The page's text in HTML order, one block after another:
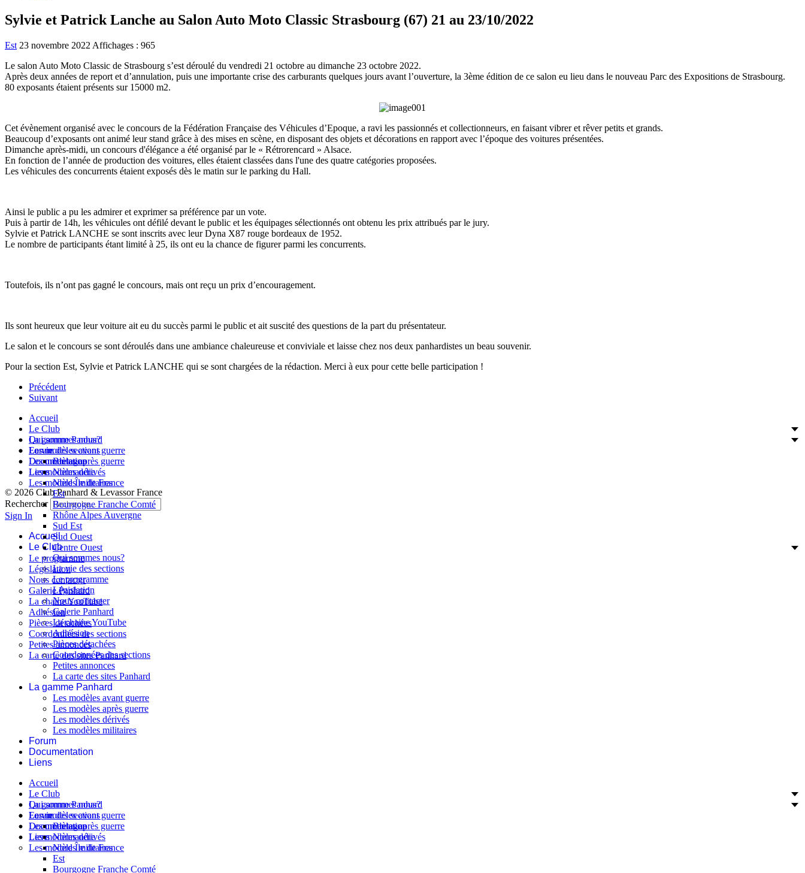
Sylvie et Patrick Lanche au Salon Auto Moto Classic Strasbourg (67) 21 au 23/10/2022
Est 23 novembre 2022 Affichages : 965
Le salon Auto Moto Classic de Strasbourg s’est déroulé du vendredi 21 octobre au dimanche 23 octobre 2022.
Après deux années de report et d’annulation, puis une importante crise des carburants quelques jours avant l’ouverture, la 3ème édition de ce salon eu lieu dans le nouveau Parc des Expositions de Strasbourg.
80 exposants étaient présents sur 15000 m2.
Cet évènement organisé avec le concours de la Fédération Française des Véhicules d’Epoque, a ravi les passionnés et collectionneurs, en faisant vibrer et rêver petits et grands.
Beaucoup d’exposants ont animé leur stand grâce à des mises en scène, en disposant des objets et décorations en rapport avec l’époque des voitures présentées.
Dimanche après-midi, un concours d'élégance a été organisé par le « Rétrorencard » Alsace.
En fonction de l’année de production des voitures, elles étaient classées dans l'une des quatre catégories proposées.
Les véhicules des concurrents étaient exposés dès le matin sur le parking du Hall.
Ainsi le public a pu les admirer et exprimer sa préférence par un vote.
Puis à partir de 14h, les véhicules ont défilé devant le public et les équipages sélectionnés ont obtenu les prix attribués par le jury.
Sylvie et Patrick LANCHE se sont inscrits avec leur Dyna X87 rouge bordeaux de 1952.
Le nombre de participants étant limité à 25, ils ont eu la chance de figurer parmi les concurrents.
Toutefois, ils n’ont pas gagné le concours, mais ont reçu un prix d’encouragement.
Ils sont heureux que leur voiture ait eu du succès parmi le public et ait suscité des questions de la part du présentateur.
Le salon et le concours se sont déroulés dans une ambiance chaleureuse et conviviale et laisse chez nos deux panhardistes un beau souvenir.
Pour la section Est, Sylvie et Patrick LANCHE qui se sont chargées de la rédaction. Merci à eux pour cette belle participation !
Précédent
Suivant
Accueil
Le Club
Qui sommes nous?
La vie des sections
Bretagne
Normandie
Nord Île de France
Est
Bourgogne Franche Comté
Rhône Alpes Auvergne
Sud Est
Sud Ouest
Centre Ouest
Le programme
Législation
Nous contacter
Galerie Panhard
La chaine YouTube
Adhésion
Pièces détachées
Coordonnées des sections
Petites annonces
La carte des sites Panhard
La gamme Panhard
Les modèles avant guerre
Les modèles après guerre
Les modèles dérivés
Les modèles militaires
Forum
Documentation
Liens
© 2026 Club Panhard & Levassor France
Rechercher
Sign In
Accueil
Le Club
Qui sommes nous?
La vie des sections
Le programme
Législation
Nous contacter
Galerie Panhard
La chaine YouTube
Adhésion
Pièces détachées
Coordonnées des sections
Petites annonces
La carte des sites Panhard
La gamme Panhard
Les modèles avant guerre
Les modèles après guerre
Les modèles dérivés
Les modèles militaires
Forum
Documentation
Liens
Accueil
Le Club
Qui sommes nous?
La vie des sections
Bretagne
Normandie
Nord Île de France
Est
Bourgogne Franche Comté
La gamme Panhard
Les modèles avant guerre
Les modèles après guerre
Les modèles dérivés
Les modèles militaires
Forum
Documentation
Liens